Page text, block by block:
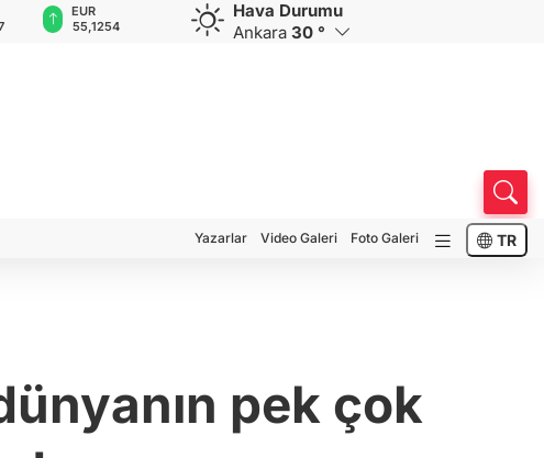
GBP
64,3468
CHF
59,0083
CAD
34,1883
Hava Durumu
Ankara 30 °
Yazarlar Video Galeri Foto Galeri TR
pek çok